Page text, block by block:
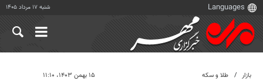
شنبه ۱۷ مرداد ۱۴۰۵
بازار طلا و سکه ۱۵ بهمن ۱۴۰۳، ۱۱:۱۰